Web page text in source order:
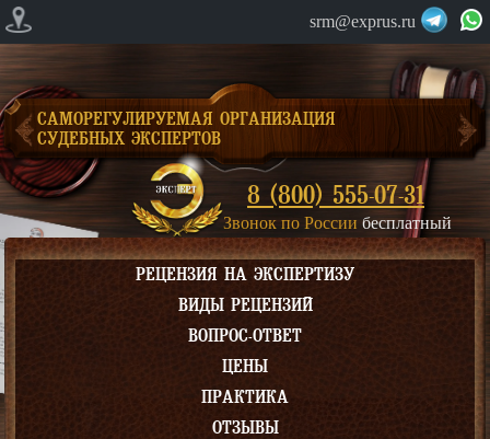
srm@exprus.ru
САМОРЕГУЛИРУЕМАЯ ОРГАНИЗАЦИЯ
СУДЕБНЫХ ЭКСПЕРТОВ
8 (800) 555-07-31
Звонок по России бесплатный
РЕЦЕНЗИЯ НА ЭКСПЕРТИЗУ
ВИДЫ РЕЦЕНЗИЙ
ВОПРОС-ОТВЕТ
ЦЕНЫ
ПРАКТИКА
ОТЗЫВЫ